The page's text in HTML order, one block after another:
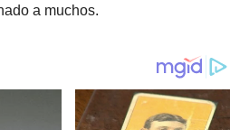
a muchos.